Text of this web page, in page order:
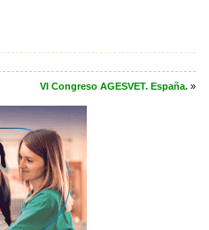
VI Congreso AGESVET. España. »